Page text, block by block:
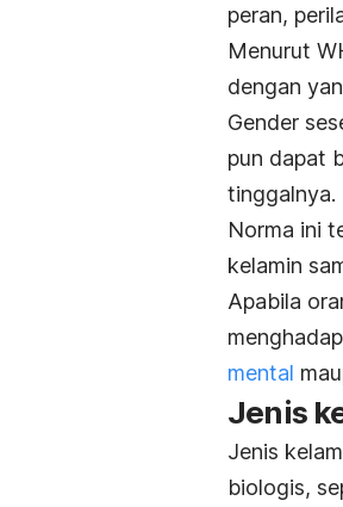
peran,
Menurut
dengan
Gender
pun dapat
tinggalnya.
Norma ini
kelamin
Apabila
mental
Jenis
Jenis
biologis,